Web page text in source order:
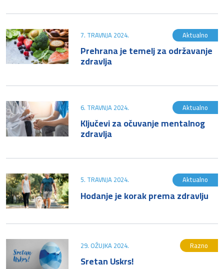
7. TRAVNJA 2024. Aktualno
Prehrana je temelj za održavanje
zdravlja
6. TRAVNJA 2024. Aktualno
Ključevi za očuvanje mentalnog
zdravlja
5. TRAVNJA 2024. Aktualno
Hodanje je korak prema zdravlju
29. OŽUJKA 2024. Razno
Sretan Uskrs!